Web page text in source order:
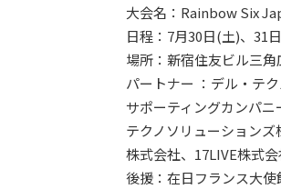
大会名：Rainbow Six
日程：7月30日(土)、31日
場所：新宿住友ビル三角
パートナー ：デル・テ
サポーティングカンパ
テクノソリューション
株式会社、17LIVE株式
後援：在日フランス大